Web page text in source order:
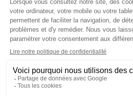
portes ouvertes véranda sur
Nous Suivre